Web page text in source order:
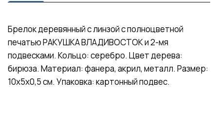
Брелок деревянный с линзой с полноцветной
печатью РАКУШКА ВЛАДИВОСТОК и 2-мя
подвесками. Кольцо: серебро. Цвет дерева:
бирюза. Материал: фанера, акрил, металл. Размер:
10х5х0,5 см. Упаковка: картонный подвес.